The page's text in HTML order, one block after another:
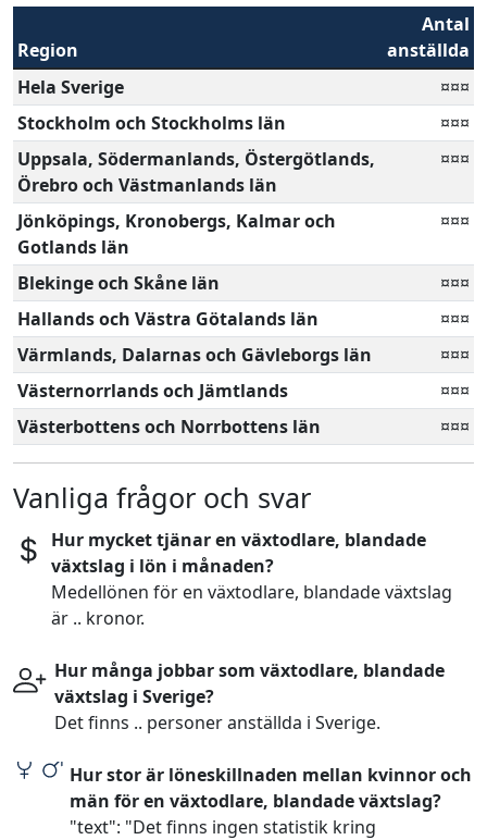
Region
Antal
anställda
Hela Sverige
¤¤¤
Stockholm och Stockholms län
¤¤¤
Uppsala, Södermanlands, Östergötlands,
Örebro och Västmanlands län
¤¤¤
Jönköpings, Kronobergs, Kalmar och
Gotlands län
¤¤¤
Blekinge och Skåne län
¤¤¤
Hallands och Västra Götalands län
¤¤¤
Värmlands, Dalarnas och Gävleborgs län
¤¤¤
Västernorrlands och Jämtlands
¤¤¤
Västerbottens och Norrbottens län
¤¤¤
Vanliga frågor och svar
Hur mycket tjänar en växtodlare, blandade
växtslag i lön i månaden?
Medellönen för en växtodlare, blandade växtslag
är .. kronor.
Hur många jobbar som växtodlare, blandade
växtslag i Sverige?
Det finns .. personer anställda i Sverige.
Hur stor är löneskillnaden mellan kvinnor och
män för en växtodlare, blandade växtslag?
"text": "Det finns ingen statistik kring